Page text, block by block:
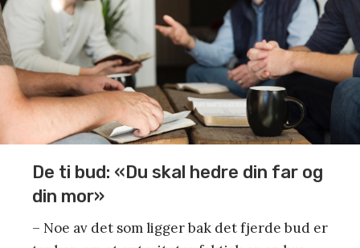
De ti bud: «Du skal hedre din far og
din mor»
– Noe av det som ligger bak det fjerde bud er